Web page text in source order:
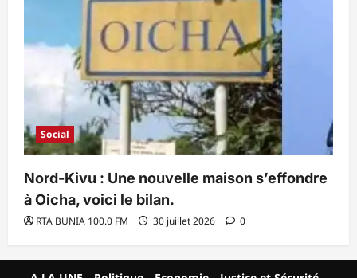
Social
Nord-Kivu : Une nouvelle maison s’effondre
à Oicha, voici le bilan.
RTA BUNIA 100.0 FM 30 juillet 2026 0